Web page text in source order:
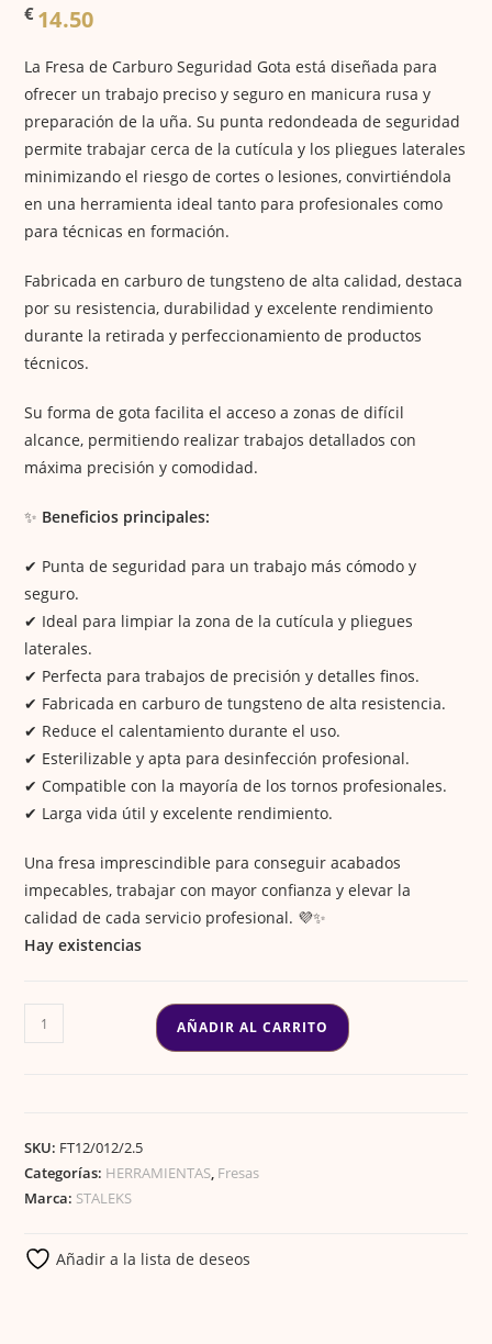
€ 14.50
La Fresa de Carburo Seguridad Gota está diseñada para
ofrecer un trabajo preciso y seguro en manicura rusa y
preparación de la uña. Su punta redondeada de seguridad
permite trabajar cerca de la cutícula y los pliegues laterales
minimizando el riesgo de cortes o lesiones, convirtiéndola
en una herramienta ideal tanto para profesionales como
para técnicas en formación.
Fabricada en carburo de tungsteno de alta calidad, destaca
por su resistencia, durabilidad y excelente rendimiento
durante la retirada y perfeccionamiento de productos
técnicos.
Su forma de gota facilita el acceso a zonas de difícil
alcance, permitiendo realizar trabajos detallados con
máxima precisión y comodidad.
✨ Beneficios principales:
✔ Punta de seguridad para un trabajo más cómodo y
seguro.
✔ Ideal para limpiar la zona de la cutícula y pliegues
laterales.
✔ Perfecta para trabajos de precisión y detalles finos.
✔ Fabricada en carburo de tungsteno de alta resistencia.
✔ Reduce el calentamiento durante el uso.
✔ Esterilizable y apta para desinfección profesional.
✔ Compatible con la mayoría de los tornos profesionales.
✔ Larga vida útil y excelente rendimiento.
Una fresa imprescindible para conseguir acabados
impecables, trabajar con mayor confianza y elevar la
calidad de cada servicio profesional. 💜✨
Hay existencias
FRESA
CARBURO
AÑADIR AL CARRITO
SKU: FT12/012/2.5
Categorías: HERRAMIENTAS, Fresas
Marca: STALEKS
Añadir a la lista de deseos